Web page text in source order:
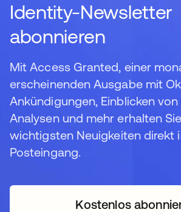
Identity-Newsletter
abonnieren
Mit Access Granted, einer
erscheinenden Ausgabe mit
Ankündigungen, Einblicken von
Analysen und mehr erhalten
wichtigsten Neuigkeiten direkt
Posteingang.
Kostenlos wird in